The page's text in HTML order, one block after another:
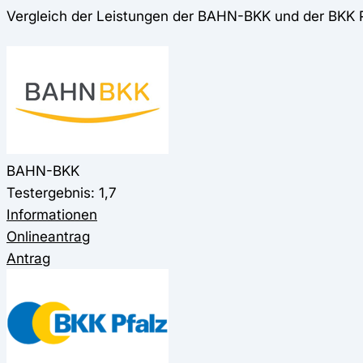
Vergleich der Leistungen der BAHN-BKK und der BKK
BAHN-BKK
Testergebnis: 1,7
Informationen
Onlineantrag
Antrag